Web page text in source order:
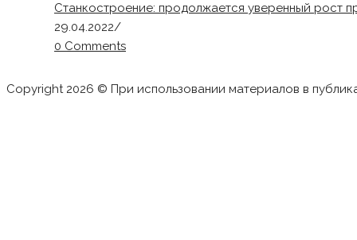
Станкостроение: продолжается уверенный рост
29.04.2022/
0 Comments
Copyright 2026 © При использовании материалов в